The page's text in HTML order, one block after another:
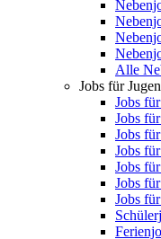
Alle
Jobs für
Jobs
Jobs
Jobs
Jobs
Jobs
Jobs
Jobs